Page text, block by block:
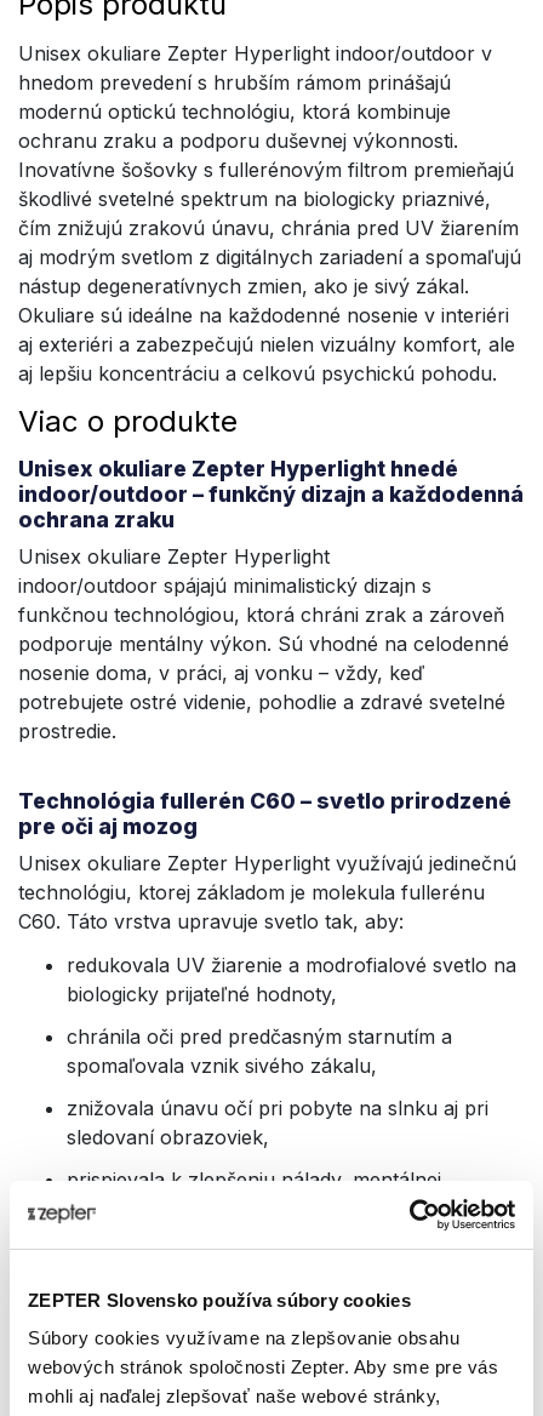
ZEPTER Slovensko používa súbory cookies
Súbory cookies využívame na zlepšovanie obsahu
webových stránok spoločnosti Zepter. Aby sme pre vás
mohli aj naďalej zlepšovať naše webové stránky,
Unisex okuliare Zepter Hyperlight indoor/outdoor v
hnedom prevedení s hrubším rámom prinášajú
modernú optickú technológiu, ktorá kombinuje
ochranu zraku a podporu duševnej výkonnosti.
Inovatívne šošovky s fullerénovým filtrom premieňajú
škodlivé svetelné spektrum na biologicky priaznivé,
čím znižujú zrakovú únavu, chránia pred UV žiarením
aj modrým svetlom z digitálnych zariadení a spomaľujú
nástup degeneratívnych zmien, ako je sivý zákal.
Okuliare sú ideálne na každodenné nosenie v interiéri
aj exteriéri a zabezpečujú nielen vizuálny komfort, ale
aj lepšiu koncentráciu a celkovú psychickú pohodu.
Viac o produkte
Unisex okuliare Zepter Hyperlight hnedé
indoor/outdoor – funkčný dizajn a každodenná
ochrana zraku
Unisex okuliare Zepter Hyperlight
indoor/outdoor spájajú minimalistický dizajn s
funkčnou technológiou, ktorá chráni zrak a zároveň
podporuje mentálny výkon. Sú vhodné na celodenné
nosenie doma, v práci, aj vonku – vždy, keď
potrebujete ostré videnie, pohodlie a zdravé svetelné
prostredie.
Technológia fullerén C60 – svetlo prirodzené
pre oči aj mozog
Unisex okuliare Zepter Hyperlight využívajú jedinečnú
technológiu, ktorej základom je molekula fullerénu
C60. Táto vrstva upravuje svetlo tak, aby:
redukovala UV žiarenie a modrofialové svetlo na
biologicky prijateľné hodnoty,
chránila oči pred predčasným starnutím a
spomaľovala vznik sivého zákalu,
znižovala únavu očí pri pobyte na slnku aj pri
sledovaní obrazoviek,
prispievala k zlepšeniu nálady, mentálnej
rovnováhy a výkonnosti.
Okuliare vychádzajú z poznatkov aplikovaných aj vo
svetelnej terapii Bioptron – certifikovanej zdravotníckej
technológii spoločnosti Zepter.
Patentovaná technológia Zepter Hyperlight